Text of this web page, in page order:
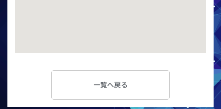
一覧へ戻る